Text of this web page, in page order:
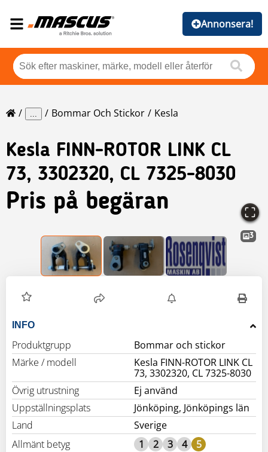
Annonsera!
... Bommar Och Stickor Kesla
Kesla FINN-ROTOR LINK CL
73, 3302320, CL 7325-8030
Pris på begäran
3
INFO
Produktgrupp
Bommar och stickor
Märke / modell
Kesla FINN-ROTOR LINK CL
73, 3302320, CL 7325-8030
Övrig utrustning
Ej använd
Uppställningsplats
Jönköping, Jönköpings län
Land
Sverige
Allmänt betyg
1 2 3 4
5